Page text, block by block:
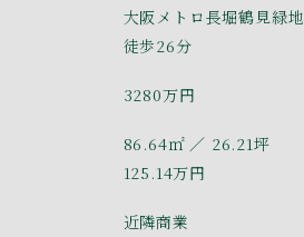
大阪メトロ長堀鶴見緑
徒歩26分
3280万円
86.64㎡ ／ 26.21坪
125.14万円
近隣商業